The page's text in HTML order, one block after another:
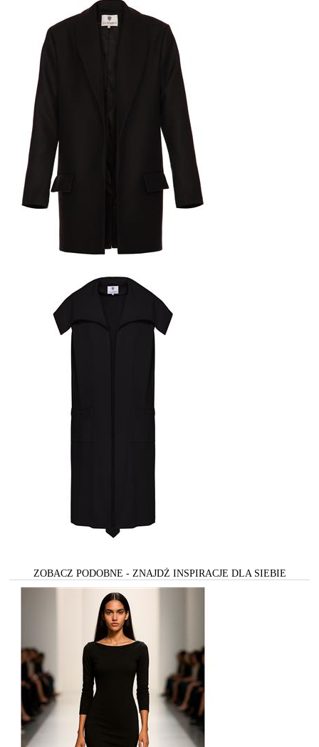
ZOBACZ PODOBNE - ZNAJDŻ INSPIRACJE DLA SIEBIE